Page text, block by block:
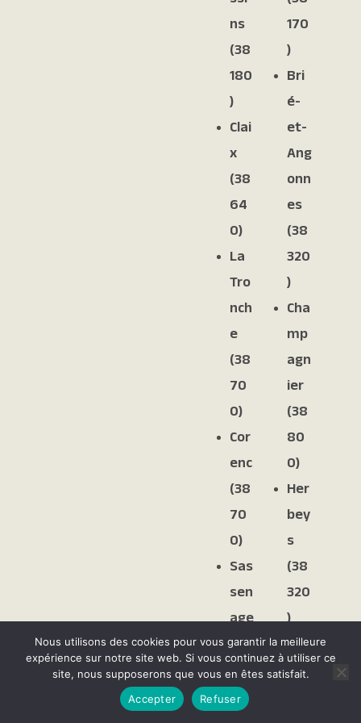
ns
(38
180
)
Clai
x
(38
64
0)
La
Tro
nch
e
(38
70
0)
Cor
enc
(38
70
0)
Sas
sen
age
(38
360
)
170
)
Bri
é-
et-
Ang
onn
es
(38
320
)
Cha
mp
agn
ier
(38
80
0)
Her
bey
s
(38
320
)
Vau
lna
Nous utilisons des cookies pour vous garantir la meilleure
expérience sur notre site web. Si vous continuez à utiliser ce
site, nous supposerons que vous en êtes satisfait.
Accepter
Refuser